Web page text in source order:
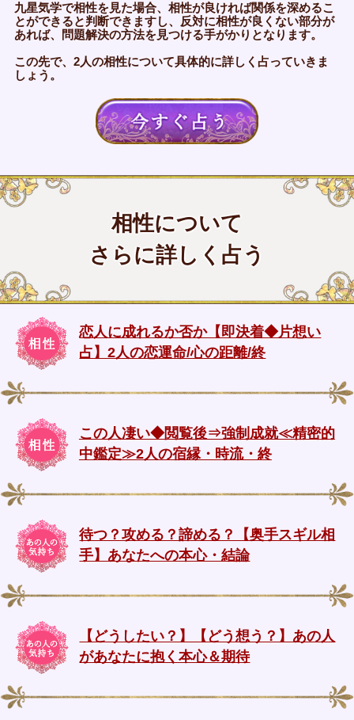
九星気学で相性を見た場合、相性が良ければ関係を深めるこ
とができると判断できますし、反対に相性が良くない部分が
あれば、問題解決の方法を見つける手がかりとなります。
この先で、2人の相性について具体的に詳しく占っていきま
しょう。
相性について
さらに詳しく占う
恋人に成れるか否か【即決着◆片想い
占】2人の恋運命/心の距離/終
この人凄い◆閲覧後⇒強制成就≪精密的
中鑑定≫2人の宿縁・時流・終
待つ？攻める？諦める？【奥手スギル相
手】あなたへの本心・結論
【どうしたい？】【どう想う？】あの人
があなたに抱く本心＆期待